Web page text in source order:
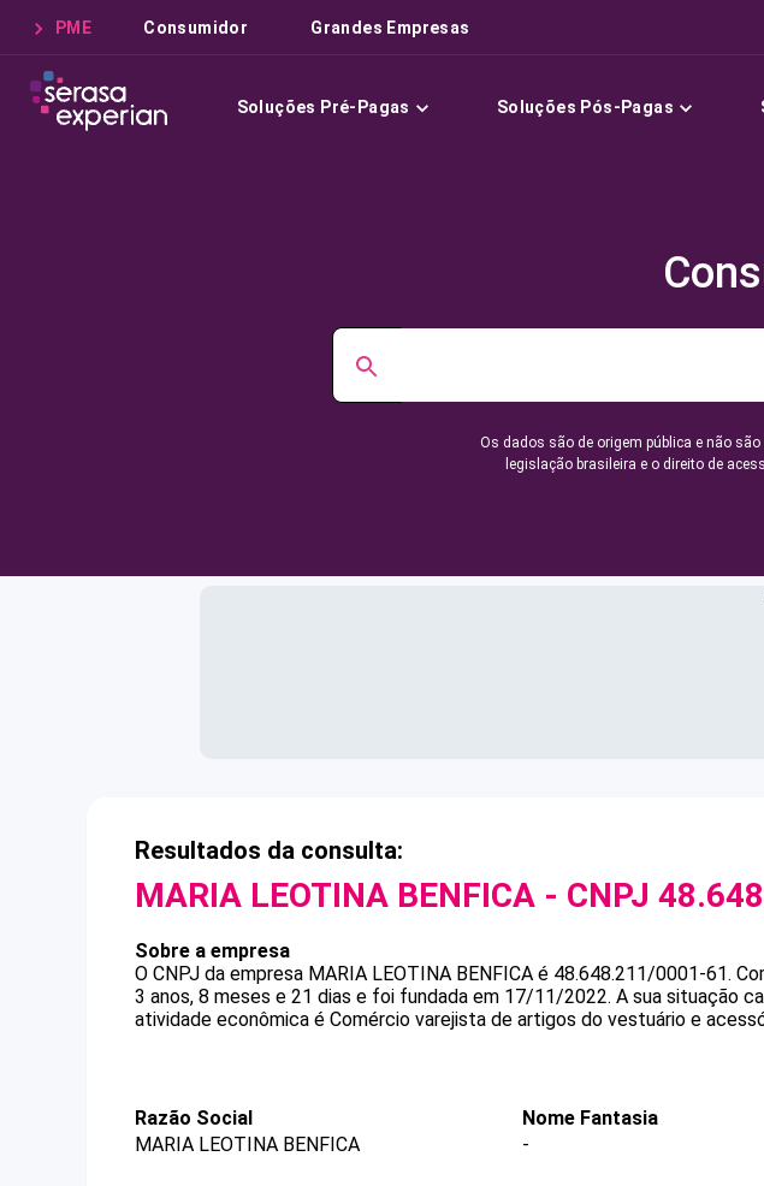
PME Consumidor Grandes Empresas
Soluções Pré-Pagas Soluções Pós-Pagas
Os dados são de origem pública e não
legislação brasileira e o direito de
Resultados da consulta:
MARIA LEOTINA BENFICA - CNPJ
Sobre a empresa
O CNPJ da empresa MARIA LEOTINA BENFICA é 48.648.211/0001-61.
3 anos, 8 meses e 21 dias e foi fundada em 17/11/2022. A sua situação
atividade econômica é Comércio varejista de artigos do vestuário e
Razão Social
MARIA LEOTINA BENFICA
Nome Fantasia
-